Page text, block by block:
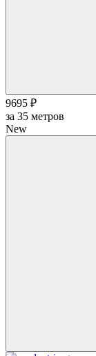
9695 ₽
за 35 метров
New